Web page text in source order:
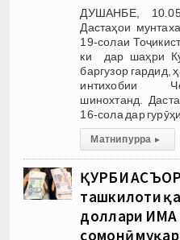
ДУШАНБЕ,
Дастаҳои
19-солаи
ки дар шаҳри
баргузор гардид,
интихобии
шинохтанд.
16-сола дар
Матни пурра ▸
ҚУРБИ
ташкилоти
доллари ИМА
сомонӣ